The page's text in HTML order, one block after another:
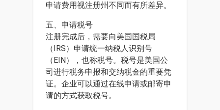
申请费用视注册州不同而有所差异。
五、申请税号
注册完成后，需要向美国国税局
（IRS）申请统一纳税人识别号
（EIN），也称税号。税号是美国公
司进行税务申报和交纳税金的重要凭
证。企业可以通过在线申请或邮寄申
请的方式获取税号。